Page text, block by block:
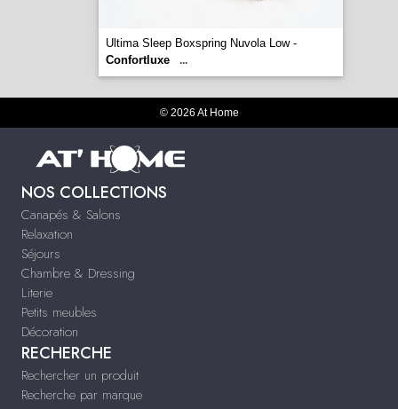
Ultima Sleep Boxspring Nuvola Low -
Confortluxe
...
© 2026 At Home
NOS COLLECTIONS
Canapés & Salons
Relaxation
Séjours
Chambre & Dressing
Literie
Petits meubles
Décoration
RECHERCHE
Rechercher un produit
Recherche par marque